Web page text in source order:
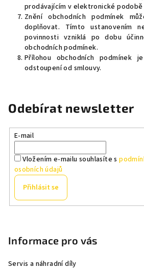
prodávajícím v elektronické podobě
Znění obchodních podmínek
doplňovat. Tímto ustanovením
povinnosti vzniklá po dobu
obchodních podmínek.
Přílohou obchodních podmínek
odstoupení od smlouvy.
Odebírat newsletter
E-mail
Vložením e-mailu souhlasíte s
osobních údajů
Přihlásit se
Informace pro vás
Servis a náhradní díly